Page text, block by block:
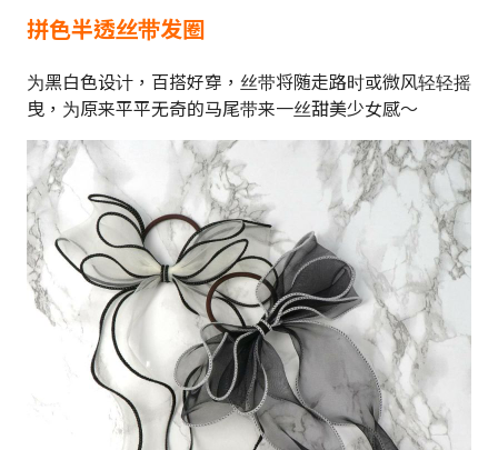
拼色半透丝带发圈
为黑白色设计，百搭好穿，丝带将随走路时或微风轻轻摇
曳，为原来平平无奇的马尾带来一丝甜美少女感～